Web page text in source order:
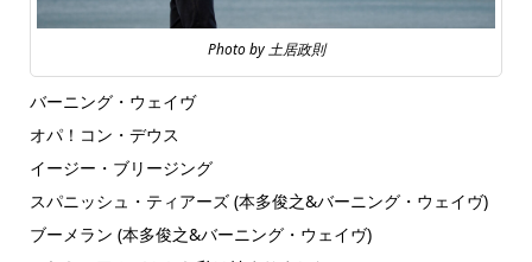
Photo by 土居政則
バーニング・ウェイヴ
オパ！コン・デウス
イージー・ブリージング
スパニッシュ・ティアーズ (本多俊之&バーニング・ウェイヴ)
ブーメラン (本多俊之&バーニング・ウェイヴ)